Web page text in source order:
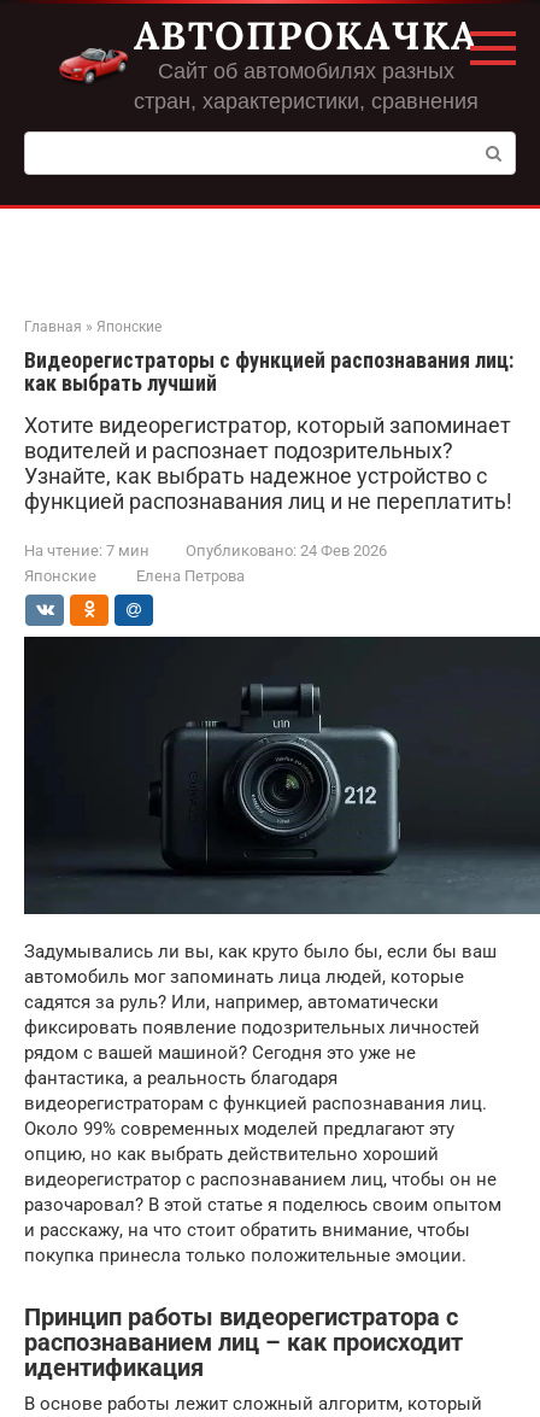
Перейти
контенту
АВТОПРОКАЧКА
Сайт об автомобилях разных
стран, характеристики, сравнения
Поиск:
Главная » Японские
Видеорегистраторы с функцией распознавания лиц:
как выбрать лучший
Хотите видеорегистратор, который запоминает
водителей и распознает подозрительных?
Узнайте, как выбрать надежное устройство с
функцией распознавания лиц и не переплатить!
На чтение: 7 мин Опубликовано: 24 Фев 2026
Японские
Елена Петрова
Задумывались ли вы, как круто было бы, если бы ваш
автомобиль мог запоминать лица людей, которые
садятся за руль? Или, например, автоматически
фиксировать появление подозрительных личностей
рядом с вашей машиной? Сегодня это уже не
фантастика, а реальность благодаря
видеорегистраторам с функцией распознавания лиц.
Около 99% современных моделей предлагают эту
опцию, но как выбрать действительно хороший
видеорегистратор с распознаванием лиц, чтобы он не
разочаровал? В этой статье я поделюсь своим опытом
и расскажу, на что стоит обратить внимание, чтобы
покупка принесла только положительные эмоции.
Принцип работы видеорегистратора с
распознаванием лиц – как происходит
идентификация
В основе работы лежит сложный алгоритм, который